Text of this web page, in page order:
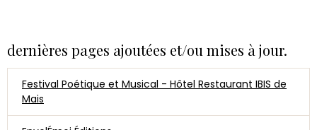
dernières pages ajoutées et/ou mises à jour.
Festival Poétique et Musical - Hôtel Restaurant IBIS de
Mais